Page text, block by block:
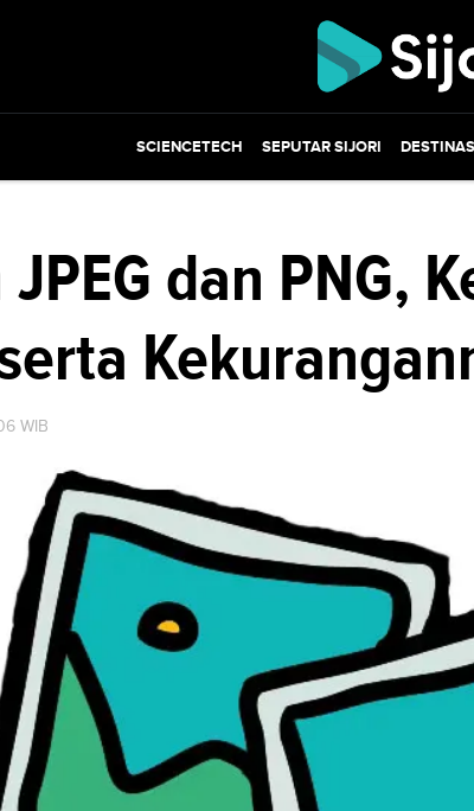
SCIENCETECH SEPUTAR SIJORI
dan PNG,
WIB